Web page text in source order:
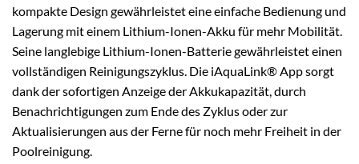
kompakte Design gewährleistet eine einfache Bedienung und
Lagerung mit einem Lithium-Ionen-Akku für mehr Mobilität.
Seine langlebige Lithium-Ionen-Batterie gewährleistet einen
vollständigen Reinigungszyklus. Die iAquaLink® App sorgt
dank der sofortigen Anzeige der Akkukapazität, durch
Benachrichtigungen zum Ende des Zyklus oder zur
Aktualisierungen aus der Ferne für noch mehr Freiheit in der
Poolreinigung.